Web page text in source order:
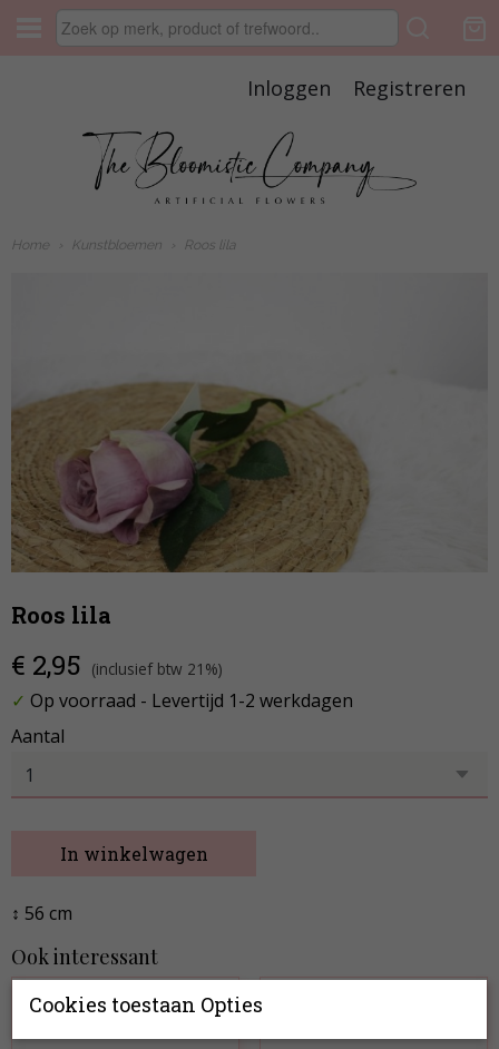
Inloggen Registreren
Home Kunstbloemen Roos lila
Roos lila
€ 2,95 (inclusief btw 21%)
✓ Op voorraad - Levertijd 1-2 werkdagen
Aantal
In winkelwagen
↕ 56 cm
Ook interessant
Cookies toestaan Opties